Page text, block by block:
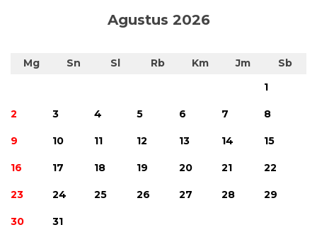
Agustus 2026
Mg Sn Sl Rb Km Jm
Sb
1
2 3 4 5 6 7 8
9 10 11 12 13 14 15
16 17 18 19 20 21 22
23 24 25 26 27 28 29
30 31